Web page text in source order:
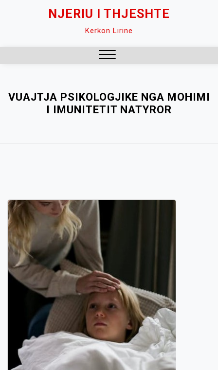
NJERIU I THJESHTE
Kerkon Lirine
VUAJTJA PSIKOLOGJIKE NGA MOHIMI
I IMUNITETIT NATYROR